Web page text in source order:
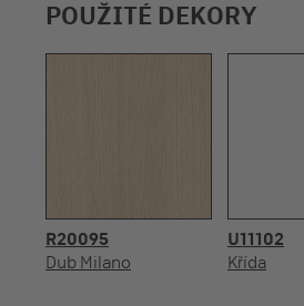
POUŽITÉ DEKORY
R20095
Dub Milano
U11102
Křída